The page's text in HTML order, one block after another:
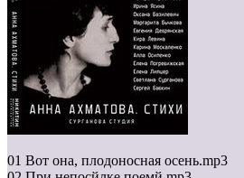
01 Вот она, плодоносная осень.mp3